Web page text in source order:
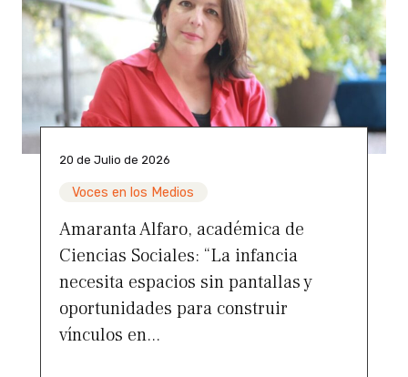
20 de Julio de 2026
Voces en los Medios
Amaranta Alfaro, académica de
Ciencias Sociales: “La infancia
necesita espacios sin pantallas y
oportunidades para construir
vínculos en...